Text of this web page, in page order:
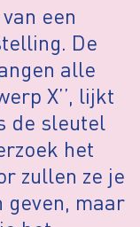
een
De
alle
X’’, lijkt
de sleutel
het
zullen ze je
geven, maar